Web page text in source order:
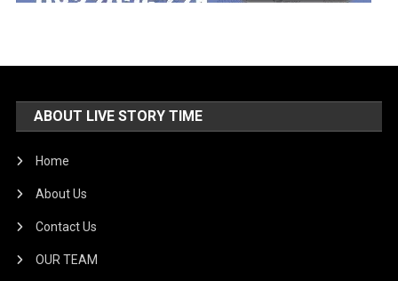
ABOUT LIVE STORY TIME
Home
About Us
Contact Us
OUR TEAM